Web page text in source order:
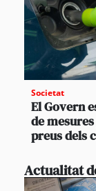
Societat
El Govern
de
preus dels
Actualitat